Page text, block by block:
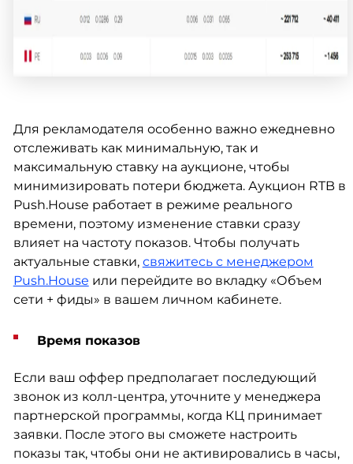
Для рекламодателя особенно важно ежедневно
отслеживать как минимальную, так и
максимальную ставку на аукционе, чтобы
минимизировать потери бюджета. Аукцион RTB в
Push.House работает в режиме реального
времени, поэтому изменение ставки сразу
влияет на частоту показов. Чтобы получать
актуальные ставки, свяжитесь с менеджером
Push.House или перейдите во вкладку «Объем
сети + фиды» в вашем личном кабинете.
Время показов
Если ваш оффер предполагает последующий
звонок из колл-центра, уточните у менеджера
партнерской программы, когда КЦ принимает
заявки. После этого вы сможете настроить
показы так, чтобы они не активировались в часы,